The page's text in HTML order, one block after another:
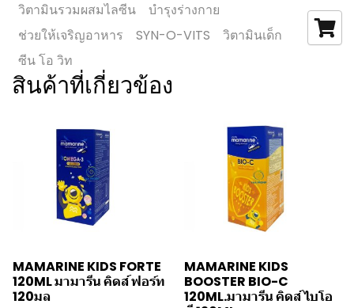
วิตามินรวมผสมไลซีน
บำรุงร่างกาย
ช่วยให้เจริญอาหาร
SYN-O-VITS
วิตามินเด็ก
ซีน โอ วิท
สินค้าที่เกี่ยวข้อง
MAMARINE KIDS FORTE
120ML มามารีน คิดส์ ฟอร์ท
120มล
MAMARINE KIDS
BOOSTER BIO-C
120ML.มามารีน คิดส์ ไบโอ